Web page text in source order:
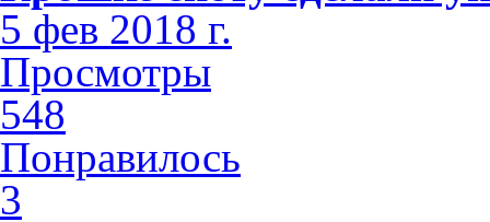
5 фев 2018 г.
Просмотры
548
Понравилось
3